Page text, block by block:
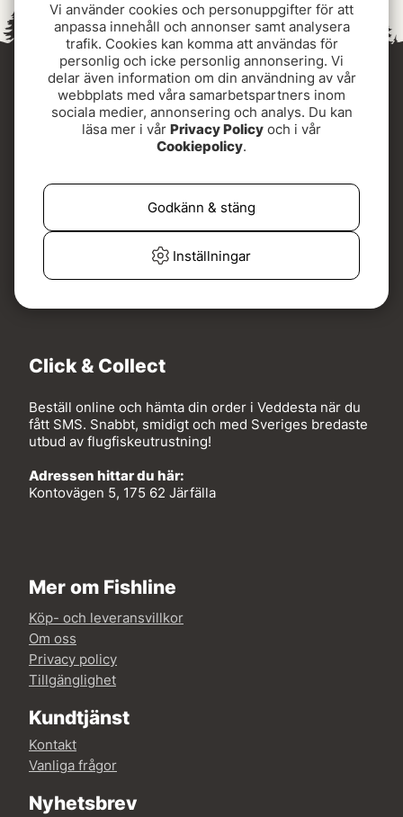
Välkommen till vår Click & Collect i Veddesta!
Click & Collect
Beställ online och hämta din order i Veddesta när du
fått SMS. Snabbt, smidigt och med Sveriges bredaste
utbud av flugfiskeutrustning!
Adressen hittar du här:
Kontovägen 5, 175 62 Järfälla
Mer om Fishline
Köp- och leveransvillkor
Om oss
Privacy policy
Tillgänglighet
Kundtjänst
Kontakt
Vanliga frågor
Nyhetsbrev
Vi använder cookies och personuppgifter för att
anpassa innehåll och annonser samt analysera
trafik. Cookies kan komma att användas för
personlig och icke personlig annonsering. Vi
delar även information om din användning av vår
webbplats med våra samarbetspartners inom
sociala medier, annonsering och analys. Du kan
läsa mer i vår Privacy Policy och i vår
Cookiepolicy.
Inställningar
Godkänn & stäng